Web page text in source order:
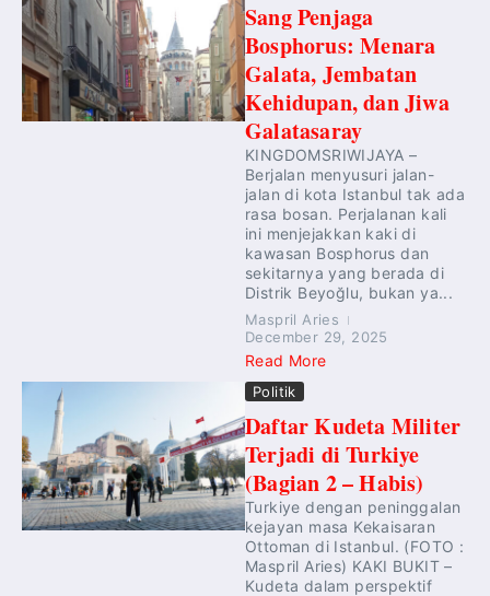
Sang Penjaga
Bosphorus: Menara
Galata, Jembatan
Kehidupan, dan Jiwa
Galatasaray
KINGDOMSRIWIJAYA –
Berjalan menyusuri jalan-
jalan di kota Istanbul tak ada
rasa bosan. Perjalanan kali
ini menjejakkan kaki di
kawasan Bosphorus dan
sekitarnya yang berada di
Distrik Beyoğlu, bukan ya...
Maspril Aries
December 29, 2025
Read More
Politik
Daftar Kudeta Militer
Terjadi di Turkiye
(Bagian 2 – Habis)
Turkiye dengan peninggalan
kejayan masa Kekaisaran
Ottoman di Istanbul. (FOTO :
Maspril Aries) KAKI BUKIT –
Kudeta dalam perspektif